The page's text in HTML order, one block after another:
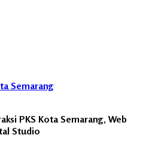
Semarang
PKS Kota Semarang, Web
Studio